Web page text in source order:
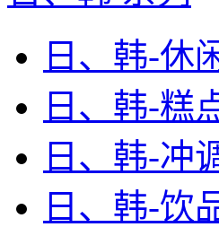
日、韩-休
日、韩-糕
日、韩-冲
日、韩-饮